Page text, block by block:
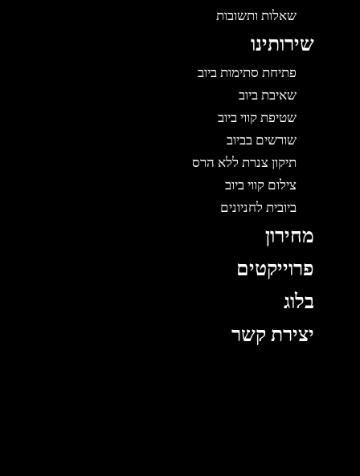
שאלות ותשובות
שירותינו
פתיחת סתימות ביוב
שאיבת ביוב
שטיפת קווי ביוב
שורשים בביוב
תיקון צנרת ללא הרס
צילום קווי ביוב
ביובית לחניונים
מחירון
פרוייקטים
בלוג
יצירת קשר